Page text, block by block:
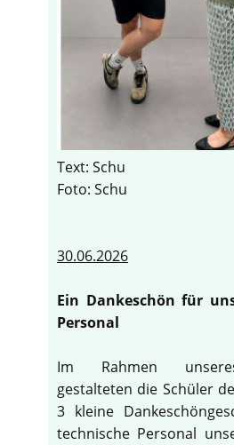
Text: Schu
Foto: Schu
30.06.2026
Ein Dankeschön für
Personal
Im Rahmen
gestalteten die Schüler
3 kleine
technische Personal